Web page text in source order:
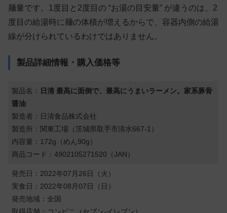
麺量です。1度目と2度目の “お湯の目安量” が違うのは、2
度目の給湯時に麺の体積が増えるからで、容器内側の給湯
線が分けられているわけではありません。
製品詳細情報・購入価格等
製品名：
日清 最高に面倒で、最高にうまいラーメン。家系豚骨
醤油
製造者：日清食品株式会社
製造所：関東工場（茨城県取手市清水667-1）
内容量：172g（めん90g）
商品コード：4902105271520（JAN）
発売日：2022年07月26日（火）
実食日：2022年08月07日（日）
発売地域：全国
取得店舗：コンビニ（セブン-イレブン）